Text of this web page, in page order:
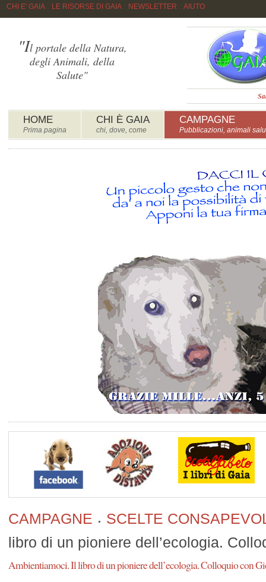
CHI E' GAIA:: LE RISORSE DI GAIA:: NEWSLETTER AIUTO
HOME
Prima pagina
CHI È GAIA
chi, dove, come
CAMPAGNE
Pubblicazioni, animali
"Il portale della Natura,
degli Animali, della
Salute"
CAMPAGNE
SCELTE
libro di un pioniere dell’ecologia.
Ambientiamoci. Il libro di un pioniere dell’ecologia. Colloquio con